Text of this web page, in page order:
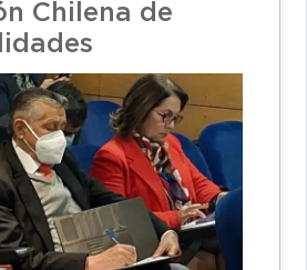
Chilena de